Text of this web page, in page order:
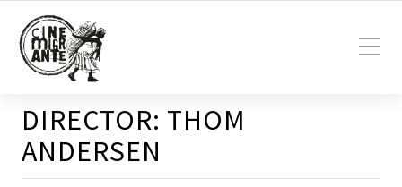
DIRECTOR: THOM
ANDERSEN